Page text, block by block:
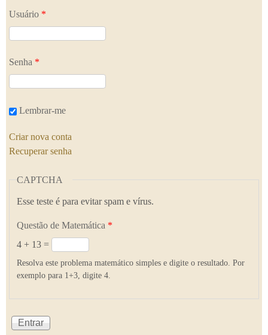
Usuário *
Senha *
Lembrar-me
Criar nova conta
Recuperar senha
CAPTCHA
Esse teste é para evitar spam e vírus.
Questão de Matemática *
4 + 13 =
Resolva este problema matemático simples e digite o resultado. Por
exemplo para 1+3, digite 4.